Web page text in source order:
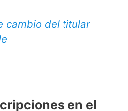
cambio del titular
en el